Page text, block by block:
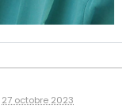
27 octobre 2023